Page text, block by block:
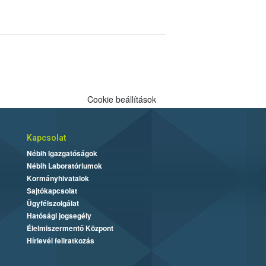
Cookie beállítások
Kapcsolat
Nébih Igazgatóságok
Nébih Laboratóriumok
Kormányhivatalok
Sajtókapcsolat
Ügyfélszolgálat
Hatósági jogsegély
Élelmiszermentő Központ
Hírlevél feliratkozás